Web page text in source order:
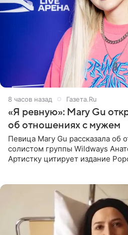
8 часов назад Газета.Ru
«Я ревную»: Mary Gu
об отношениях с мужем
Певица Mary Gu рассказала
солистом группы Wildways
Артистку цитирует издание